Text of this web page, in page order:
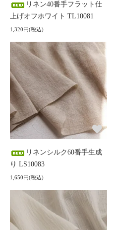
リネン40番手フラット仕
上げオフホワイト TL10081
1,320円(税込)
リネンシルク60番手生成
り LS10083
1,650円(税込)